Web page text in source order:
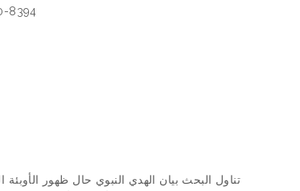
8394
تناول البحث بيان الهدي النبوي حال ظهور الأوبئة